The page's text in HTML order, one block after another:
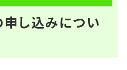
し込みについ